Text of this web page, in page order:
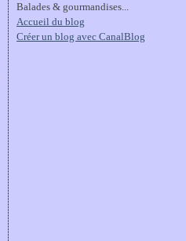
Balades & gourmandises...
Accueil du blog
Créer un blog avec CanalBlog